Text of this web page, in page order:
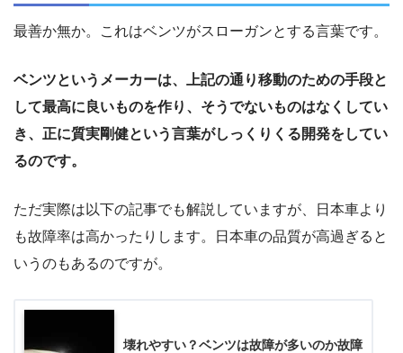
最善か無か。これはベンツがスローガンとする言葉です。
ベンツというメーカーは、上記の通り移動のための手段と
して最高に良いものを作り、そうでないものはなくしてい
き、正に質実剛健という言葉がしっくりくる開発をしてい
るのです。
ただ実際は以下の記事でも解説していますが、日本車より
も故障率は高かったりします。日本車の品質が高過ぎると
いうのもあるのですが。
壊れやすい？ベンツは故障が多いのか故障